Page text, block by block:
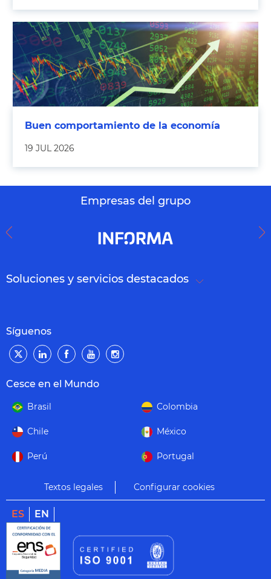
Buen comportamiento de la economía
19 JUL 2026
Empresas del grupo
Soluciones y servicios destacados
Síguenos
Cesce en el Mundo
Brasil Colombia
Chile México
Perú Portugal
Textos legales Configurar cookies
ES EN